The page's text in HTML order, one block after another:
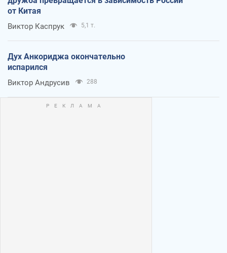
от Китая
Виктор Каспрук 5,1 т.
Дух Анкориджа окончательно
испарился
Виктор Андрусив 288